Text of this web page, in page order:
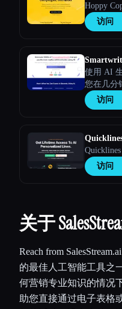
Hoppy
访问
使用 AI
您在几分
访问
访问
关于
Reach from
的最佳人工智能工具之
何营销专业知识的情况
助您直接通过电子表格